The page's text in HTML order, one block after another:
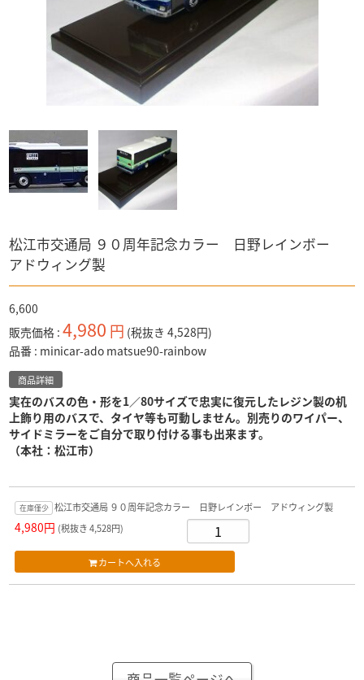
スポーン
マクロス
警察 消防
トミカ
「トミカ」全て
赤箱トミカ
ドリームトミカ
トミカ プレミアム
バス
「バス」全て
トミーテック製
その他国産品
輸入品
トミーテック製
1/64スケール
「1/64スケール」全て
トミーテック
1/43スケール
「1/43スケール」全て
ドラゴンボールZ
奇譚クラブ
ワンピース
キン肉マン
松江市交通局 ９０周年記念カラー 日野レインボー
アドウィング製
6,600
販売価格 4,980 円 (税抜き 4,528円)
品番 minicar-ado matsue90-rainbow
商品詳細
実在のバスの色・形を1／80サイズで忠実に復元したレジン製の机
上飾り用のバスで、タイヤ等も可動しません。別売りのワイパー、
サイドミラーをご自分で取り付ける事も出来ます。
（本社：松江市）
在庫僅少 松江市交通局 ９０周年記念カラー 日野レインボー アドウィング製
4,980円 (税抜き 4,528円)